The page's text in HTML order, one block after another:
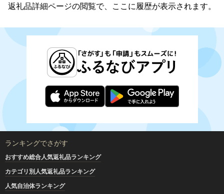
返礼品詳細ページの閲覧で、ここに履歴が表示されます。
ランキングでさがす
おすすめ総合人気返礼品ランキング
カテゴリ別人気返礼品ランキング
人気自治体ランキング